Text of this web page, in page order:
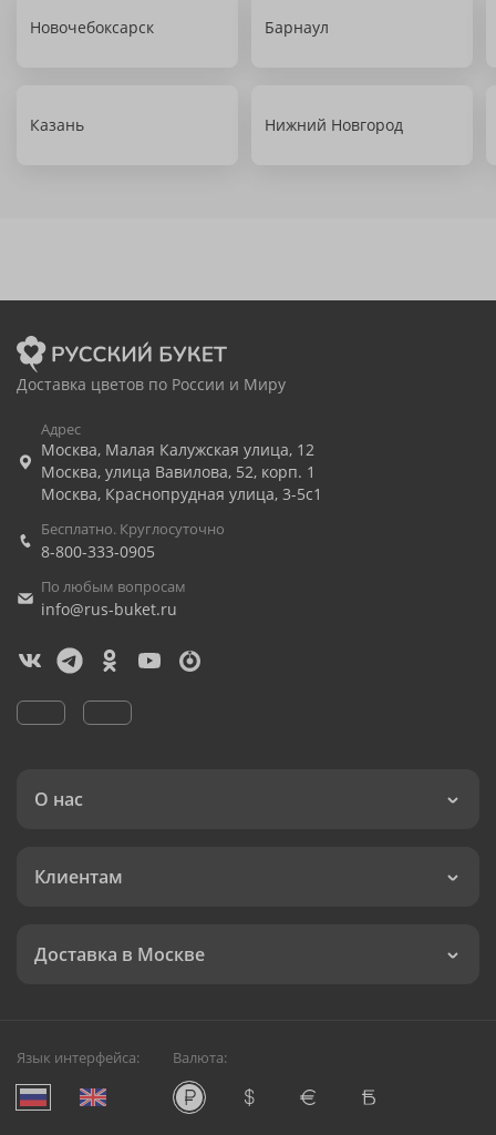
Новочебоксарск Барнаул
Казань Нижний Новгород
Доставка цветов по России и Миру
Адрес
Москва, Малая Калужская улица, 12
Москва, улица Вавилова, 52, корп. 1
Москва, Краснопрудная улица, 3-5с1
Бесплатно. Круглосуточно
8-800-333-0905
По любым вопросам
info@rus-buket.ru
О нас
Клиентам
Доставка в Москве
Язык интерфейса: Валюта: